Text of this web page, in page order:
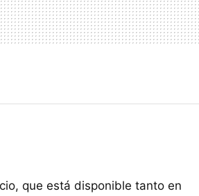
que está disponible tanto en